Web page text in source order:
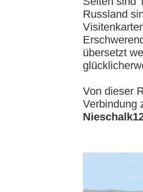
Russland
übersetzt
Von dieser
Verbindung